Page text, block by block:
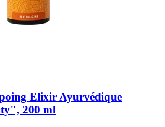
Elixir Ayurvédique
200 ml